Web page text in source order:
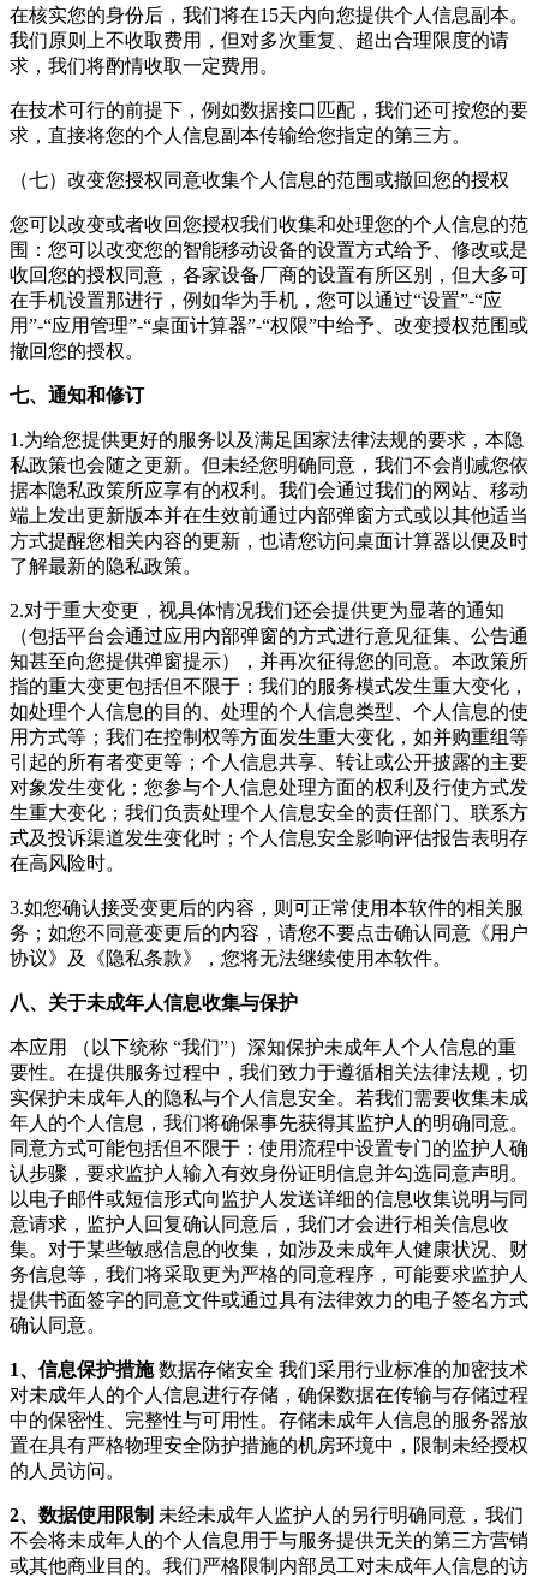
在核实您的身份后，我们将在15天内向您提供个人信息副本。
我们原则上不收取费用，但对多次重复、超出合理限度的请
求，我们将酌情收取一定费用。
在技术可行的前提下，例如数据接口匹配，我们还可按您的要
求，直接将您的个人信息副本传输给您指定的第三方。
（七）改变您授权同意收集个人信息的范围或撤回您的授权
您可以改变或者收回您授权我们收集和处理您的个人信息的范
围：您可以改变您的智能移动设备的设置方式给予、修改或是
收回您的授权同意，各家设备厂商的设置有所区别，但大多可
在手机设置那进行，例如华为手机，您可以通过“设置”-“应
用”-“应用管理”-“桌面计算器”-“权限”中给予、改变授权范围或
撤回您的授权。
七、通知和修订
1.为给您提供更好的服务以及满足国家法律法规的要求，本隐
私政策也会随之更新。但未经您明确同意，我们不会削减您依
据本隐私政策所应享有的权利。我们会通过我们的网站、移动
端上发出更新版本并在生效前通过内部弹窗方式或以其他适当
方式提醒您相关内容的更新，也请您访问桌面计算器 以便及时
了解最新的隐私政策。
2.对于重大变更，视具体情况我们还会提供更为显著的通知
（包括平台会通过应用内部弹窗的方式进行意见征集、公告通
知甚至向您提供弹窗提示），并再次征得您的同意。本政策所
指的重大变更包括但不限于：我们的服务模式发生重大变化，
如处理个人信息的目的、处理的个人信息类型、个人信息的使
用方式等；我们在控制权等方面发生重大变化，如并购重组等
引起的所有者变更等；个人信息共享、转让或公开披露的主要
对象发生变化；您参与个人信息处理方面的权利及行使方式发
生重大变化；我们负责处理个人信息安全的责任部门、联系方
式及投诉渠道发生变化时；个人信息安全影响评估报告表明存
在高风险时。
3.如您确认接受变更后的内容，则可正常使用本软件的相关服
务；如您不同意变更后的内容，请您不要点击确认同意《用户
协议》及《隐私条款》，您将无法继续使用本软件。
八、关于未成年人信息收集与保护
本应用 （以下统称 “我们”）深知保护未成年人个人信息的重
要性。在提供服务过程中，我们致力于遵循相关法律法规，切
实保护未成年人的隐私与个人信息安全。若我们需要收集未成
年人的个人信息，我们将确保事先获得其监护人的明确同意。
同意方式可能包括但不限于：使用流程中设置专门的监护人确
认步骤，要求监护人输入有效身份证明信息并勾选同意声明。
以电子邮件或短信形式向监护人发送详细的信息收集说明与同
意请求，监护人回复确认同意后，我们才会进行相关信息收
集。对于某些敏感信息的收集，如涉及未成年人健康状况、财
务信息等，我们将采取更为严格的同意程序，可能要求监护人
提供书面签字的同意文件或通过具有法律效力的电子签名方式
确认同意。
1、信息保护措施数据存储安全 我们采用行业标准的加密技术
对未成年人的个人信息进行存储，确保数据在传输与存储过程
中的保密性、完整性与可用性。存储未成年人信息的服务器放
置在具有严格物理安全防护措施的机房环境中，限制未经授权
的人员访问。
2、数据使用限制 未经未成年人监护人的另行明确同意，我们
不会将未成年人的个人信息用于与服务提供无关的第三方营销
或其他商业目的。我们严格限制内部员工对未成年人信息的访